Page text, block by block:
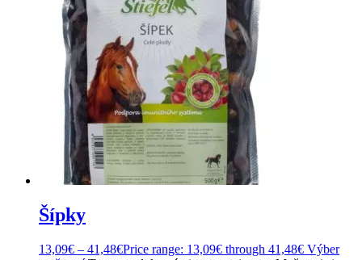
Šípky
13,09€ – 41,48€Price range: 13,09€ through 41,48€ Výber